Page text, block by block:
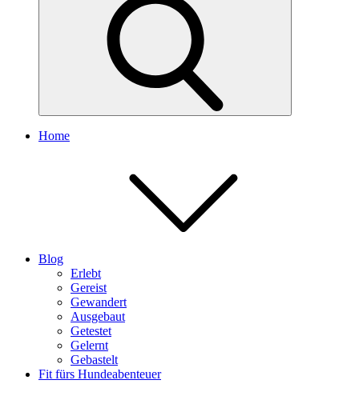
Home
Blog
Erlebt
Gereist
Gewandert
Ausgebaut
Getestet
Gelernt
Gebastelt
Fit fürs Hundeabenteuer